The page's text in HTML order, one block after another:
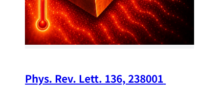
Phys. Rev. Lett. 136, 238001